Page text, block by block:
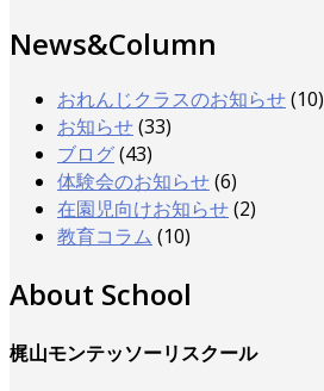
News&Column
おれんじクラスのお知らせ(10)
お知らせ(33)
ブログ(43)
体験会のお知らせ(6)
在園児向けお知らせ(2)
教育コラム (10)
About School
梶山モンテッソーリスクール